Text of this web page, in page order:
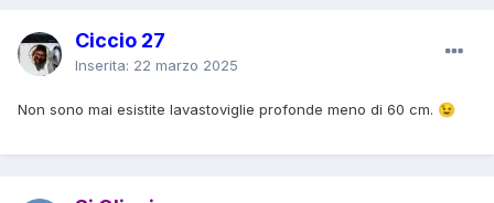
Ciccio 27
Inserita: 22 marzo 2025
Non sono mai esistite lavastoviglie profonde meno di 60 cm. 😉